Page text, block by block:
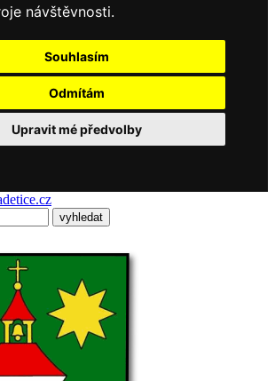
návštěvnosti.
Souhlasím
Odmítám
Upravit mé předvolby